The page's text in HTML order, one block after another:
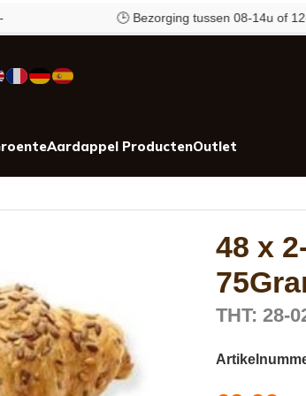
🕒 Bezorging tussen 08-14u of 12-22u
Aardappel ProductenOutlet
48 x
THT: 28-